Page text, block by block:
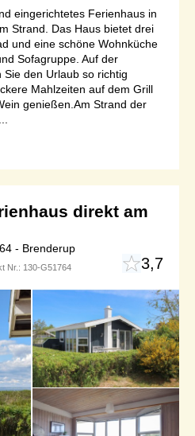
eingerichtetes Ferienhaus in
Strand. Das Haus bietet drei
und eine schöne Wohnküche
Sofagruppe. Auf der
den Urlaub so richtig
Mahlzeiten auf dem Grill
genießen.Am Strand der
direkt am
- Brenderup
Nr.: 130-G51764 3,7